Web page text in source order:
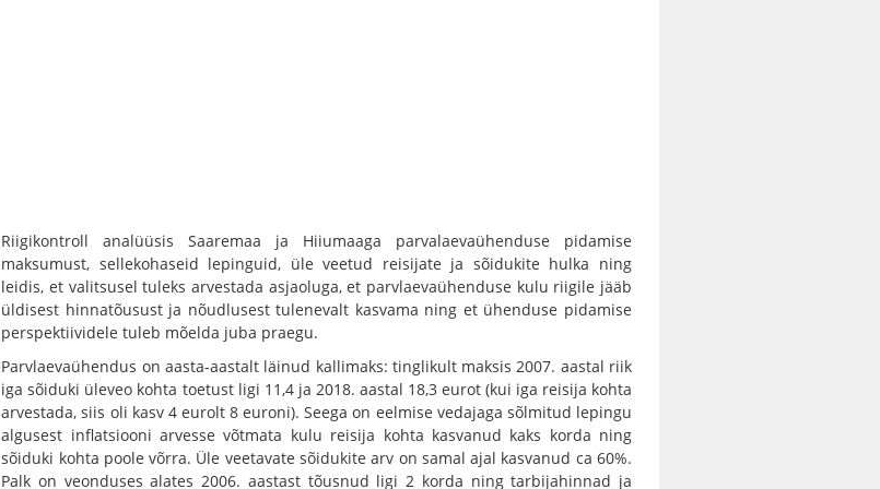
Riigikontroll analüüsis Saaremaa ja Hiiumaaga parvalaevaühenduse pidamise
maksumust, sellekohaseid lepinguid, üle veetud reisijate ja sõidukite hulka ning
leidis, et valitsusel tuleks arvestada asjaoluga, et parvlaevaühenduse kulu riigile jääb
üldisest hinnatõusust ja nõudlusest tulenevalt kasvama ning et ühenduse pidamise
perspektiividele tuleb mõelda juba praegu.
Parvlaevaühendus on aasta-aastalt läinud kallimaks: tinglikult maksis 2007. aastal riik
iga sõiduki üleveo kohta toetust ligi 11,4 ja 2018. aastal 18,3 eurot (kui iga reisija kohta
arvestada, siis oli kasv 4 eurolt 8 euroni). Seega on eelmise vedajaga sõlmitud lepingu
algusest inflatsiooni arvesse võtmata kulu reisija kohta kasvanud kaks korda ning
sõiduki kohta poole võrra. Üle veetavate sõidukite arv on samal ajal kasvanud ca 60%.
Palk on veonduses alates 2006. aastast tõusnud ligi 2 korda ning tarbijahinnad ja